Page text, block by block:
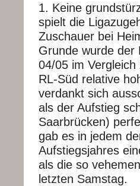
1. Keine
spielt die
Zuschauer bei
Grunde wurde der
04/05 im
RL-Süd relative
verdankt sich
als der Aufstieg
Saarbrücken)
gab es in jedem
Aufstiegsjahres
als die so
letzten Samstag.